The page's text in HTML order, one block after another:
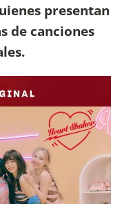
presentan
de canciones